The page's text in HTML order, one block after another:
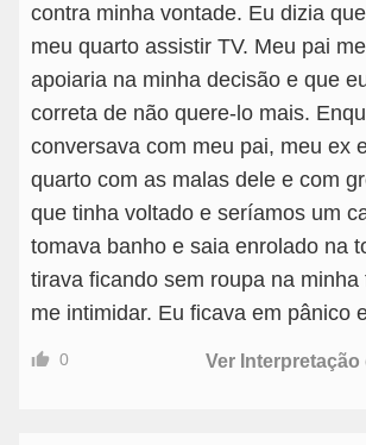
contra minha vontade. Eu dizia
meu quarto assistir TV. Meu pai
apoiaria na minha decisão e que
correta de não quere-lo mais.
conversava com meu pai, meu ex
quarto com as malas dele e com
que tinha voltado e seríamos um
tomava banho e saia enrolado na
tirava ficando sem roupa na minha
me intimidar. Eu ficava em pânico
0 Ver